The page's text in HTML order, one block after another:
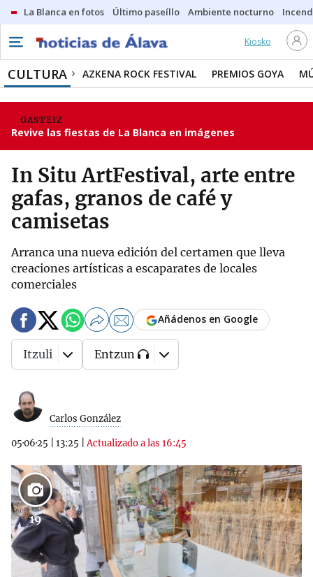
La Blanca en fotos Último paseíllo Ambiente nocturno
Kiosko
CULTURA AZKENA ROCK FESTIVAL PREMIOS GOYA
GASTEIZ
Revive las fiestas de La Blanca en imágenes
In Situ ArtFestival, arte entre
gafas, granos de café y
camisetas
Arranca una nueva edición del certamen que lleva
creaciones artísticas a escaparates de locales
comerciales
Carlos González
05·06·25 13:25 |Actualizado a las 16:45
Añádenos en Google
Itzuli Entzun
19